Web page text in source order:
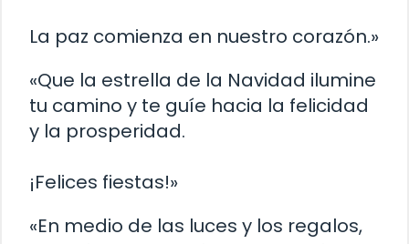
La paz comienza en nuestro corazón.»
«Que la estrella de la Navidad ilumine
tu camino y te guíe hacia la felicidad
y la prosperidad.
¡Felices fiestas!»
«En medio de las luces y los regalos,